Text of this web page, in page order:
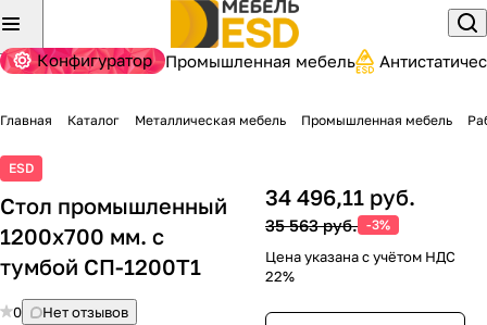
Конфигуратор Промышленная мебель
Главная Каталог Металлическая мебель Промышленная мебель
ESD
Стол промышленный
1200x700 мм. с
тумбой СП-1200Т1
0
Нет отзывов
34 496,11 руб.
35 563 руб. -3%
Цена указана с учётом НДС
22%